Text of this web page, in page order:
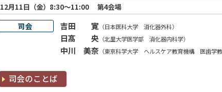
12月11日（金）8:30～11:00
第4会場
司会
吉田 寛（日本医科大学 消化器外科）
日髙 央（北里大学医学部 消化器内科学）
中川 美奈（東京科学大学 ヘルスケア教育機構 医歯学教
司会のことば